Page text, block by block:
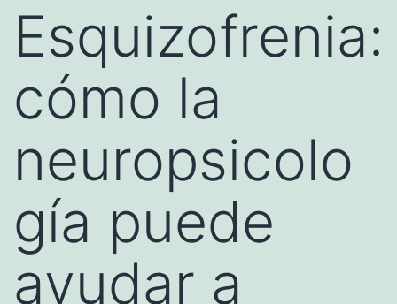
Esquizofrenia:
cómo la
neuropsicolo
gía puede
ayudar a